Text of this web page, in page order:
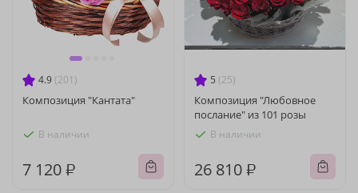
4.9 (201)
Композиция "Кантата"
В наличии
7 120 ₽
5 (25)
Композиция "Любовное
послание" из 101 розы
В наличии
26 810 ₽